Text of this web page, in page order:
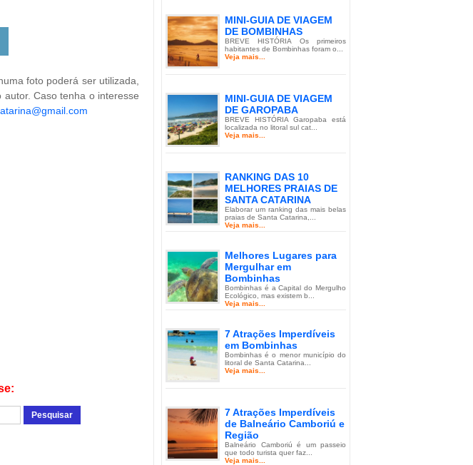
foto poderá ser utilizada,
Caso tenha o interesse
MINI-GUIA DE VIAGEM
DE BOMBINHAS
BREVE HISTÓRIA Os primeiros
habitantes de Bombinhas foram o...
Veja mais...
MINI-GUIA DE VIAGEM
DE GAROPABA
BREVE HISTÓRIA Garopaba está
localizada no litoral sul cat...
Veja mais...
RANKING DAS 10
MELHORES PRAIAS DE
SANTA CATARINA
Elaborar um ranking das mais belas
praias de Santa Catarina,...
Veja mais...
Melhores Lugares para
Mergulhar em
Bombinhas
Bombinhas é a Capital do Mergulho
Ecológico, mas existem b...
Veja mais...
7 Atrações Imperdíveis
em Bombinhas
Bombinhas é o menor município do
litoral de Santa Catarina...
Veja mais...
7 Atrações Imperdíveis
de Balneário Camboriú e
Região
Balneário Camboriú é um passeio
que todo turista quer faz...
Veja mais...